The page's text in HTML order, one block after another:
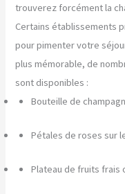
trouverez forcément la
Certains établissements
pour pimenter votre
plus mémorable, de
sont disponibles :
Bouteille de
Pétales de roses sur
Plateau de fruits frais